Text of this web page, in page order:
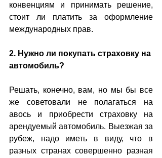
конвенциям и принимать решение,
стоит ли платить за оформление
международных прав.
2. Нужно ли покупать страховку на
автомобиль?
Решать, конечно, вам, но мы бы все
же советовали не полагаться на
авось и приобрести страховку на
арендуемый автомобиль. Выезжая за
рубеж, надо иметь в виду, что в
разных странах совершенно разная